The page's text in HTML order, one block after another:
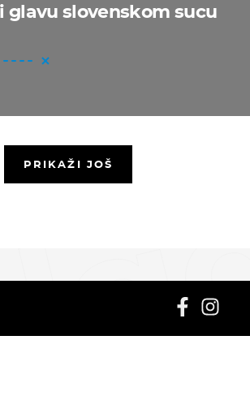
glavu slovenskom sucu
PRIKAŽI JOŠ